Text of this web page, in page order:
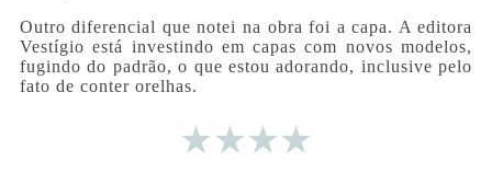
Outro diferencial que notei na obra foi a capa. A editora
Vestígio está investindo em capas com novos modelos,
fugindo do padrão, o que estou adorando, inclusive pelo
fato de conter orelhas.